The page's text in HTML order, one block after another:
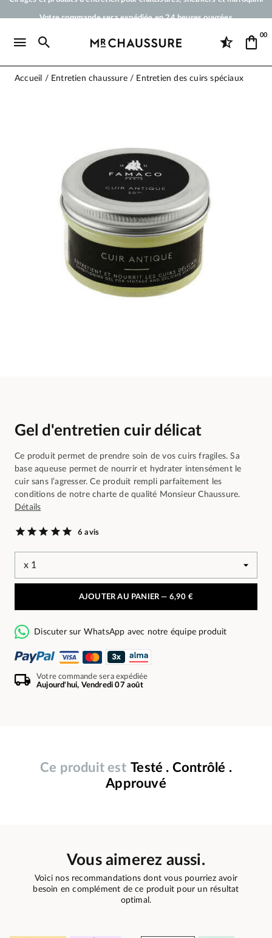
Livraison offerte dès 50 €
00
Accueil Entretien chaussure Entretien des cuirs spéciaux
Gel d'entretien cuir délicat
Ce produit permet de prendre soin de vos cuirs fragiles. Sa
base aqueuse permet de nourrir et hydrater intensément le
cuir sans l’agresser. Ce produit rempli parfaitement les
conditions de notre charte de qualité Monsieur Chaussure.
Détails
6 avis
AJOUTER AU PANIER — 6,90 €
Discuter sur WhatsApp avec notre équipe produit
Votre commande sera expédiée
Aujourd'hui, Vendredi 07 août
Ce produit est Testé . Contrôlé .
Approuvé
Vous aimerez aussi.
Voici nos recommandations dont vous pourriez avoir
besoin en complément de ce produit pour un résultat
optimal.